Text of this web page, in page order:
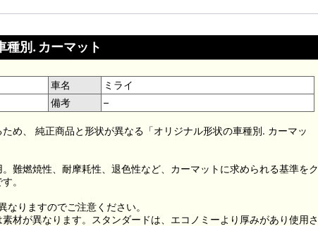
種別. カーマット
車名
ミライ
備考 –
め、 純正商品と形状が異なる「オリジナル形状の車種別. カーマッ
難燃焼性、耐摩耗性、退色性など、カーマットに求められる基準をク
。
りますのでご注意ください。
材が異なります。スタンダードは、エコノミーより厚みがあり使用さ